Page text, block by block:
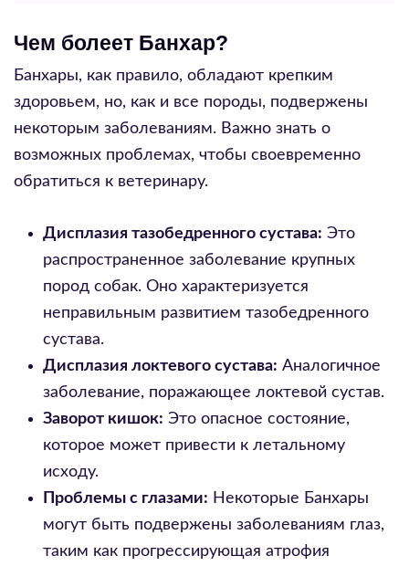
Чем болеет Банхар?
Банхары, как правило, обладают крепким
здоровьем, но, как и все породы, подвержены
некоторым заболеваниям. Важно знать о
возможных проблемах, чтобы своевременно
обратиться к ветеринару.
Дисплазия тазобедренного сустава: Это
распространенное заболевание крупных
пород собак. Оно характеризуется
неправильным развитием тазобедренного
сустава.
Дисплазия локтевого сустава: Аналогичное
заболевание, поражающее локтевой сустав.
Заворот кишок: Это опасное состояние,
которое может привести к летальному
исходу.
Проблемы с глазами: Некоторые Банхары
могут быть подвержены заболеваниям глаз,
таким как прогрессирующая атрофия